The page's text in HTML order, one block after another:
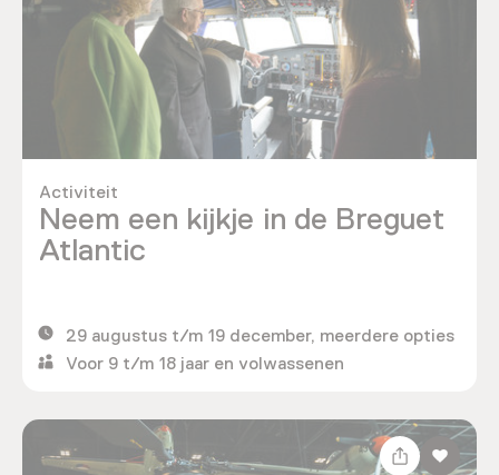
Neem een kijkje in de Breguet
Atlantic
Activiteit
29 augustus t/m 19 december, meerdere opties
Voor 9 t/m 18 jaar en volwassenen